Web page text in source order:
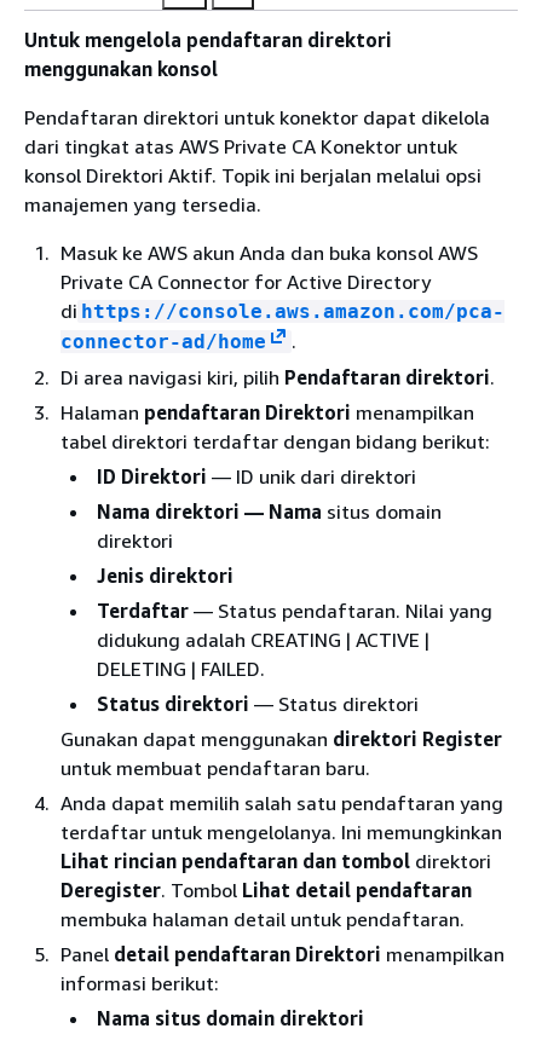
Untuk mengelola pendaftaran direktori
menggunakan konsol
Pendaftaran direktori untuk konektor dapat dikelola
dari tingkat atas AWS Private CA Konektor untuk
konsol Direktori Aktif. Topik ini berjalan melalui opsi
manajemen yang tersedia.
Masuk ke AWS akun Anda dan buka konsol AWS
Private CA Connector for Active Directory
di https://console.aws.amazon.com/pca-
connector-ad/home
.
Di area navigasi kiri, pilih Pendaftaran direktori.
Halaman pendaftaran Direktori menampilkan
tabel direktori terdaftar dengan bidang berikut:
ID Direktori — ID unik dari direktori
Nama direktori — Nama situs domain
direktori
Jenis direktori
Terdaftar — Status pendaftaran. Nilai yang
didukung adalah CREATING | ACTIVE |
DELETING | FAILED.
Status direktori — Status direktori
Gunakan dapat menggunakan direktori Register
untuk membuat pendaftaran baru.
Anda dapat memilih salah satu pendaftaran yang
terdaftar untuk mengelolanya. Ini memungkinkan
Lihat rincian pendaftaran dan tombol direktori
Deregister. Tombol Lihat detail pendaftaran
membuka halaman detail untuk pendaftaran.
Panel detail pendaftaran Direktori menampilkan
informasi berikut:
Nama situs domain direktori